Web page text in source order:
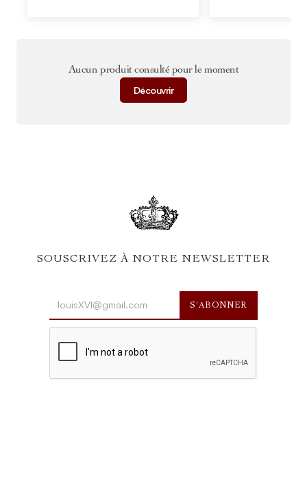
Aucun produit consulté pour le moment
Découvrir
SOUSCRIVEZ À NOTRE NEWSLETTER